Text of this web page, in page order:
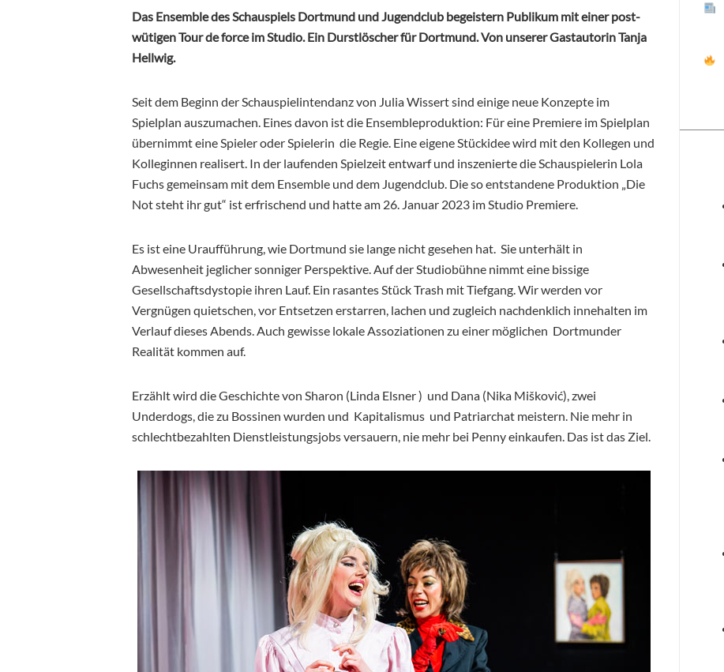
Das Ensemble des Schauspiels Dortmund und Jugendclub begeistern Publikum mit einer post-
wütigen Tour de force im Studio. Ein Durstlöscher für Dortmund. Von unserer Gastautorin Tanja
Hellwig.
Seit dem Beginn der Schauspielintendanz von Julia Wissert sind einige neue Konzepte im
Spielplan auszumachen. Eines davon ist die Ensembleproduktion: Für eine Premiere im Spielplan
übernimmt eine Spieler oder Spielerin die Regie. Eine eigene Stückidee wird mit den Kollegen und
Kolleginnen realisert. In der laufenden Spielzeit entwarf und inszenierte die Schauspielerin Lola
Fuchs gemeinsam mit dem Ensemble und dem Jugendclub. Die so entstandene Produktion „Die
Not steht ihr gut“ ist erfrischend und hatte am 26. Januar 2023 im Studio Premiere.
Es ist eine Uraufführung, wie Dortmund sie lange nicht gesehen hat. Sie unterhält in
Abwesenheit jeglicher sonniger Perspektive. Auf der Studiobühne nimmt eine bissige
Gesellschaftsdystopie ihren Lauf. Ein rasantes Stück Trash mit Tiefgang. Wir werden vor
Vergnügen quietschen, vor Entsetzen erstarren, lachen und zugleich nachdenklich innehalten im
Verlauf dieses Abends. Auch gewisse lokale Assoziationen zu einer möglichen Dortmunder
Realität kommen auf.
Erzählt wird die Geschichte von Sharon (Linda Elsner ) und Dana (Nika Mišković), zwei
Underdogs, die zu Bossinen wurden und Kapitalismus und Patriarchat meistern. Nie mehr in
schlechtbezahlten Dienstleistungsjobs versauern, nie mehr bei Penny einkaufen. Das ist das Ziel.